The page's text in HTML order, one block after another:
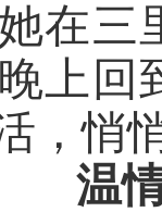
在三
上回
，悄
温